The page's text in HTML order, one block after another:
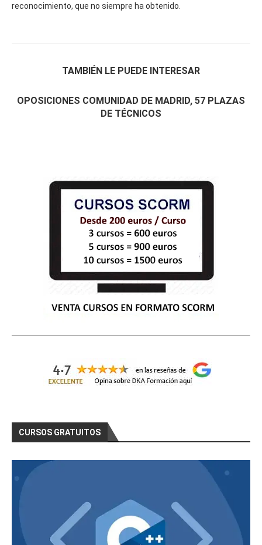
reconocimiento, que no siempre ha obtenido.
TAMBIÉN LE PUEDE INTERESAR
OPOSICIONES COMUNIDAD DE MADRID, 57 PLAZAS
DE TÉCNICOS
CURSOS GRATUITOS